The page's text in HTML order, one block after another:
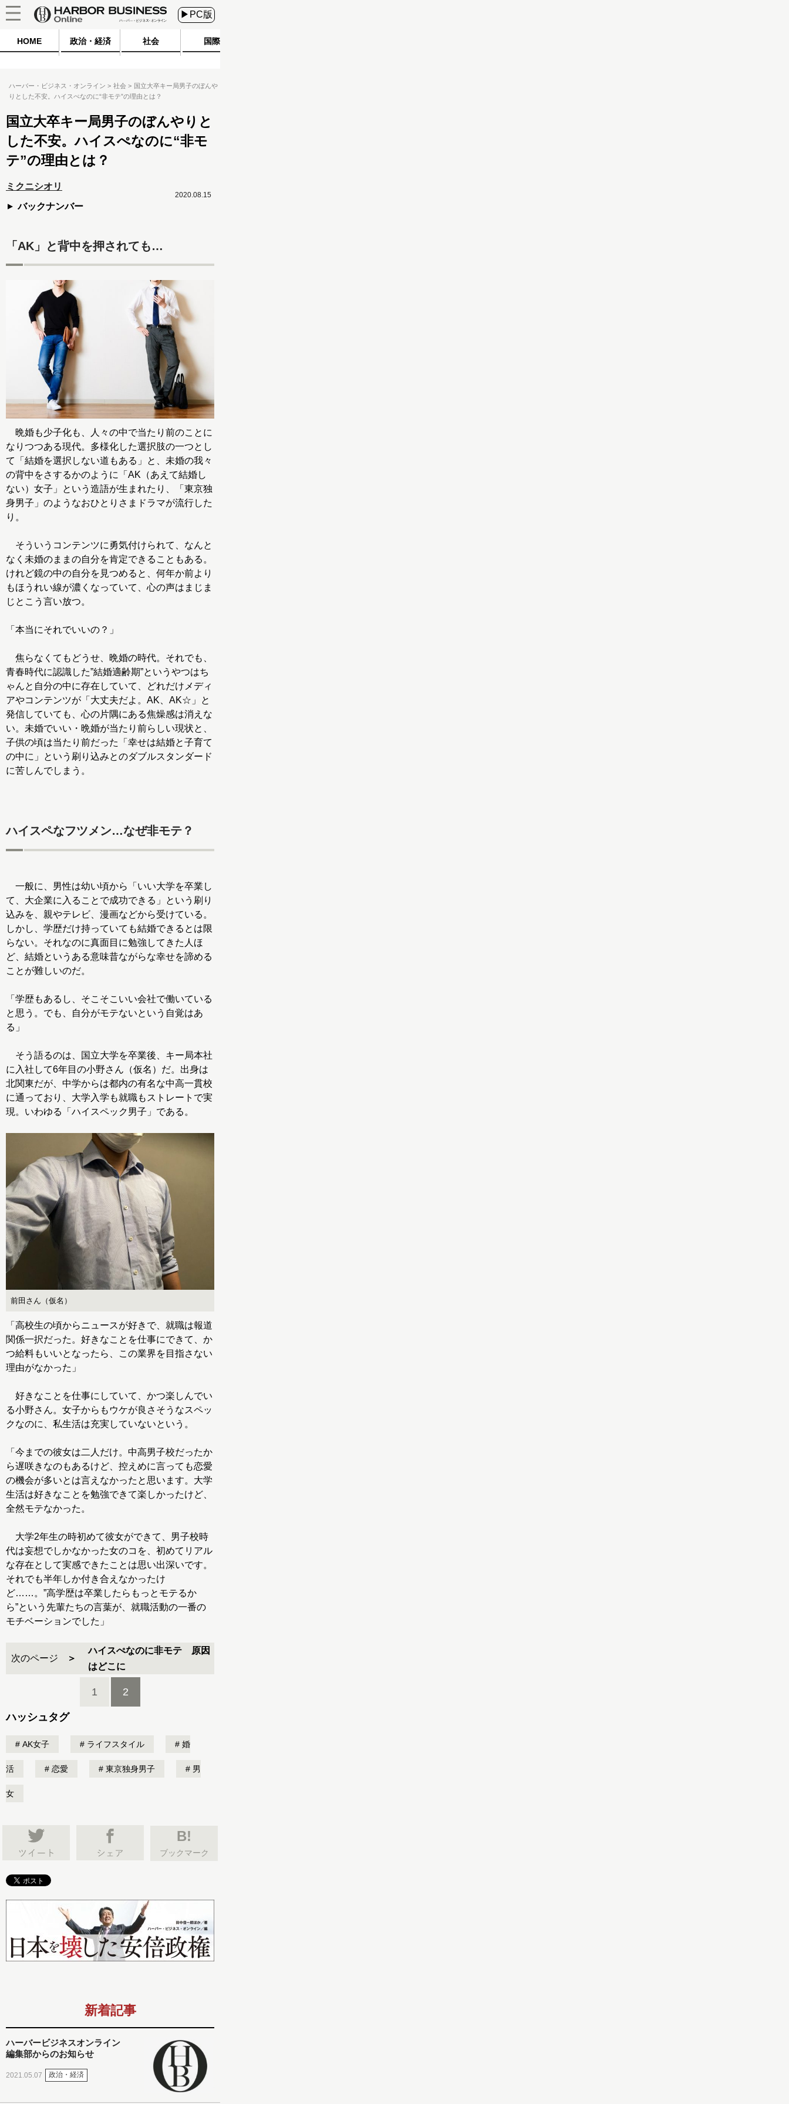
▶PC版
HOME 政治・経済 社会 国際
ハーバー・ビジネス・オンライン 社会
国立大卒キー局男子のぼんや
りとした不安。ハイスぺなのに“非モテ”の理由とは？
国立大卒キー局男子のぼんやりと
した不安。ハイスぺなのに“非モ
テ”の理由とは？
ミクニシオリ
バックナンバー
2020.08.15
「AK」と背中を押されても…
晩婚も少子化も、人々の中で当たり前のことに
なりつつある現代。多様化した選択肢の一つとし
て「結婚を選択しない道もある」と、未婚の我々
の背中をさするかのように「AK（あえて結婚し
ない）女子」という造語が生まれたり、「東京独
身男子」のようなおひとりさまドラマが流行した
り。
そういうコンテンツに勇気付けられて、なんと
なく未婚のままの自分を肯定できることもある。
けれど鏡の中の自分を見つめると、何年か前より
もほうれい線が濃くなっていて、心の声はまじま
じとこう言い放つ。
「本当にそれでいいの？」
焦らなくてもどうせ、晩婚の時代。それでも、
青春時代に認識した”結婚適齢期”というやつはち
ゃんと自分の中に存在していて、どれだけメディ
アやコンテンツが「大丈夫だよ。AK、AK☆」と
発信していても、心の片隅にある焦燥感は消えな
い。未婚でいい・晩婚が当たり前らしい現状と、
子供の頃は当たり前だった「幸せは結婚と子育て
の中に」という刷り込みとのダブルスタンダード
に苦しんでしまう。
ハイスペなフツメン…なぜ非モテ？
一般に、男性は幼い頃から「いい大学を卒業し
て、大企業に入ることで成功できる」という刷り
込みを、親やテレビ、漫画などから受けている。
しかし、学歴だけ持っていても結婚できるとは限
らない。それなのに真面目に勉強してきた人ほ
ど、結婚というある意味昔ながらな幸せを諦める
ことが難しいのだ。
「学歴もあるし、そこそこいい会社で働いている
と思う。でも、自分がモテないという自覚はあ
る」
そう語るのは、国立大学を卒業後、キー局本社
に入社して6年目の小野さん（仮名）だ。出身は
北関東だが、中学からは都内の有名な中高一貫校
に通っており、大学入学も就職もストレートで実
現。いわゆる「ハイスペック男子」である。
前田さん（仮名）
「高校生の頃からニュースが好きで、就職は報道
関係一択だった。好きなことを仕事にできて、か
つ給料もいいとなったら、この業界を目指さない
理由がなかった」
好きなことを仕事にしていて、かつ楽しんでい
る小野さん。女子からもウケが良さそうなスペッ
クなのに、私生活は充実していないという。
「今までの彼女は二人だけ。中高男子校だったか
ら遅咲きなのもあるけど、控えめに言っても恋愛
の機会が多いとは言えなかったと思います。大学
生活は好きなことを勉強できて楽しかったけど、
全然モテなかった。
大学2年生の時初めて彼女ができて、男子校時
代は妄想でしかなかった女のコを、初めてリアル
な存在として実感できたことは思い出深いです。
それでも半年しか付き合えなかったけ
ど……。”高学歴は卒業したらもっとモテるか
ら”という先輩たちの言葉が、就職活動の一番の
モチベーションでした」
次のページ
ハイスぺなのに非モテ 原因
はどこに
1 2
ハッシュタグ
AK女子 ライフスタイル 婚
活 恋愛 東京独身男子 男
女
B!
ブックマーク
新着記事
ハーバービジネスオンライン
編集部からのお知らせ
2021.05.07 政治・経済